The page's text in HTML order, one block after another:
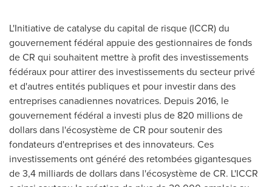
L'Initiative de catalyse du capital de risque (ICCR) du
gouvernement fédéral appuie des gestionnaires de fonds
de CR qui souhaitent mettre à profit des investissements
fédéraux pour attirer des investissements du secteur privé
et d'autres entités publiques et pour investir dans des
entreprises canadiennes novatrices. Depuis 2016, le
gouvernement fédéral a investi plus de 820 millions de
dollars dans l'écosystème de CR pour soutenir des
fondateurs d'entreprises et des innovateurs. Ces
investissements ont généré des retombées gigantesques
de 3,4 milliards de dollars dans l'écosystème de CR. L'ICCR